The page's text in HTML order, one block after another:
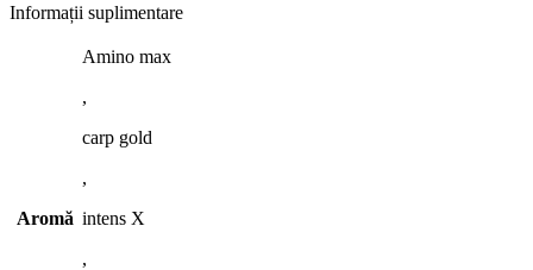
Informații suplimentare
Aromă
Amino max
,
carp gold
,
intens X
,